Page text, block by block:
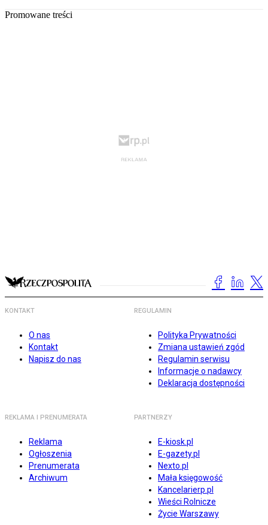
Promowane treści
KONTAKT
O nas
Kontakt
Napisz do nas
REGULAMIN
Polityka Prywatności
Zmiana ustawień zgód
Regulamin serwisu
Informacje o nadawcy
Deklaracja dostępności
REKLAMA I PRENUMERATA
Reklama
Ogłoszenia
Prenumerata
Archiwum
PARTNERZY
E-kiosk.pl
E-gazety.pl
Nexto.pl
Mała księgowość
Kancelarierp.pl
Wieści Rolnicze
Życie Warszawy